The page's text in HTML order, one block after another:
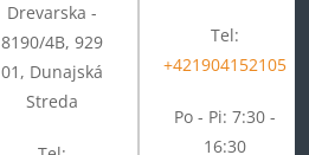
Drevarska -
8190/4B, 929
01, Dunajská
Streda
Tel:
+421904152105
Po - Pi: 7:30 -
16:30